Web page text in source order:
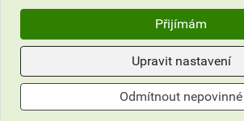
16 434,32 Kč
12 161
cena za bal. s DPH
Na poptávku
Dostupné jen v (5) prodejnách
Přijímám
Upravit nastavení
Odmítnout nepovinné